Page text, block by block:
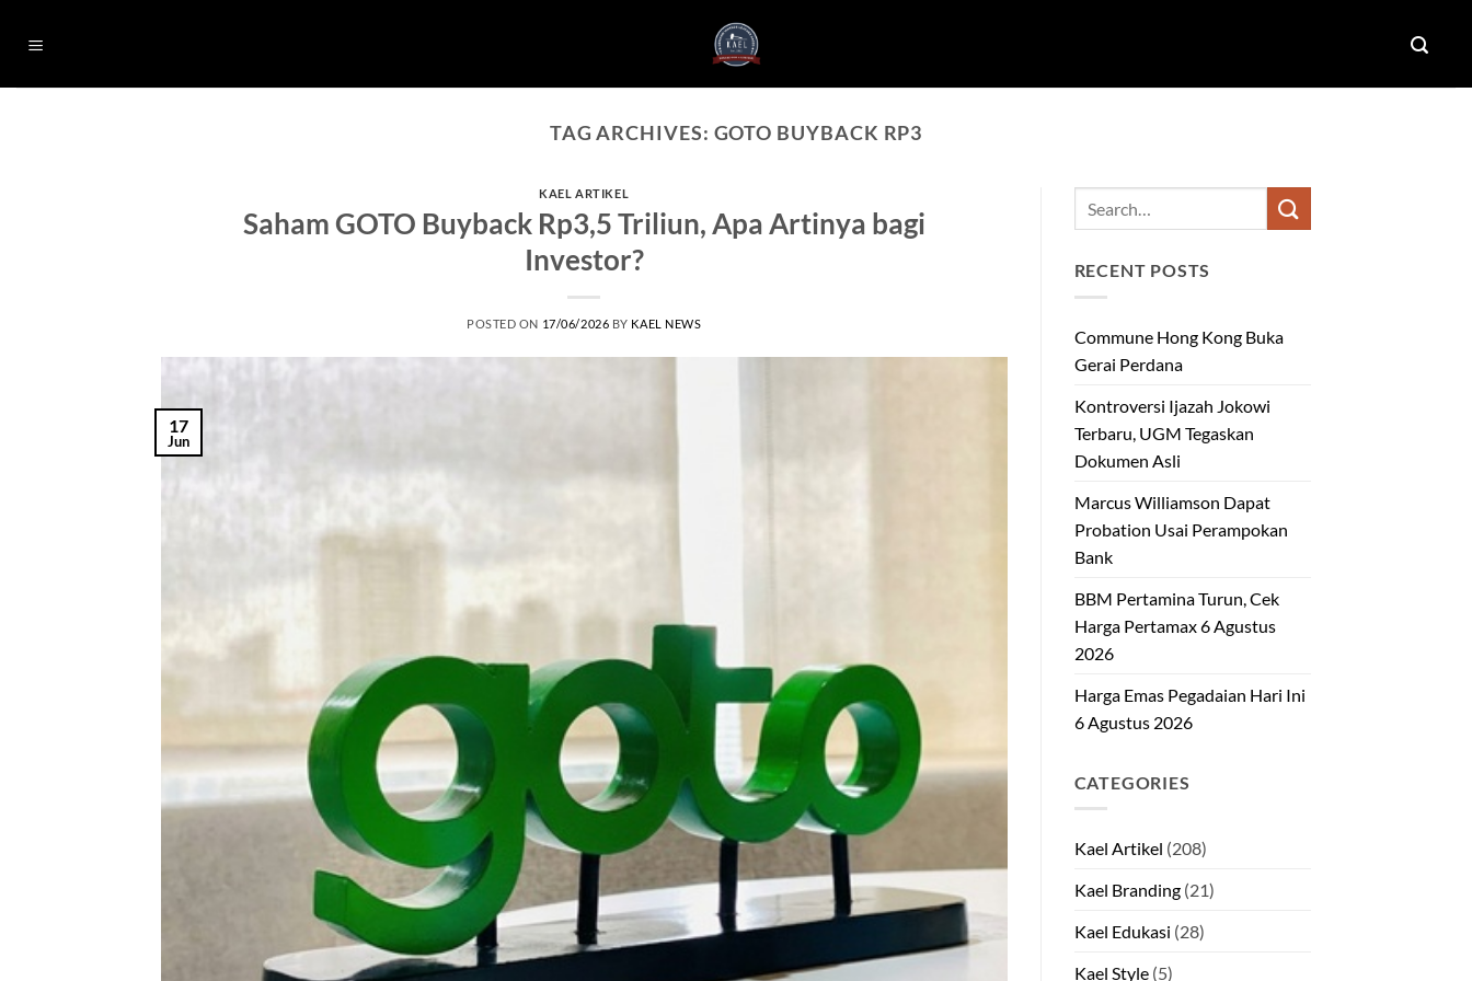
TAG ARCHIVES: GOTO BUYBACK RP3
KAEL ARTIKEL
Saham GOTO Buyback Rp3,5 Triliun, Apa Artinya bagi
Investor?
POSTED ON 17/06/2026 BY KAEL NEWS
17
Jun
RECENT POSTS
Commune Hong Kong Buka
Gerai Perdana
Kontroversi Ijazah Jokowi
Terbaru, UGM Tegaskan
Dokumen Asli
Marcus Williamson Dapat
Probation Usai Perampokan
Bank
BBM Pertamina Turun, Cek
Harga Pertamax 6 Agustus
2026
Harga Emas Pegadaian Hari Ini
6 Agustus 2026
CATEGORIES
Kael Artikel (208)
Kael Branding(21)
Kael Edukasi (28)
Kael Style(5)